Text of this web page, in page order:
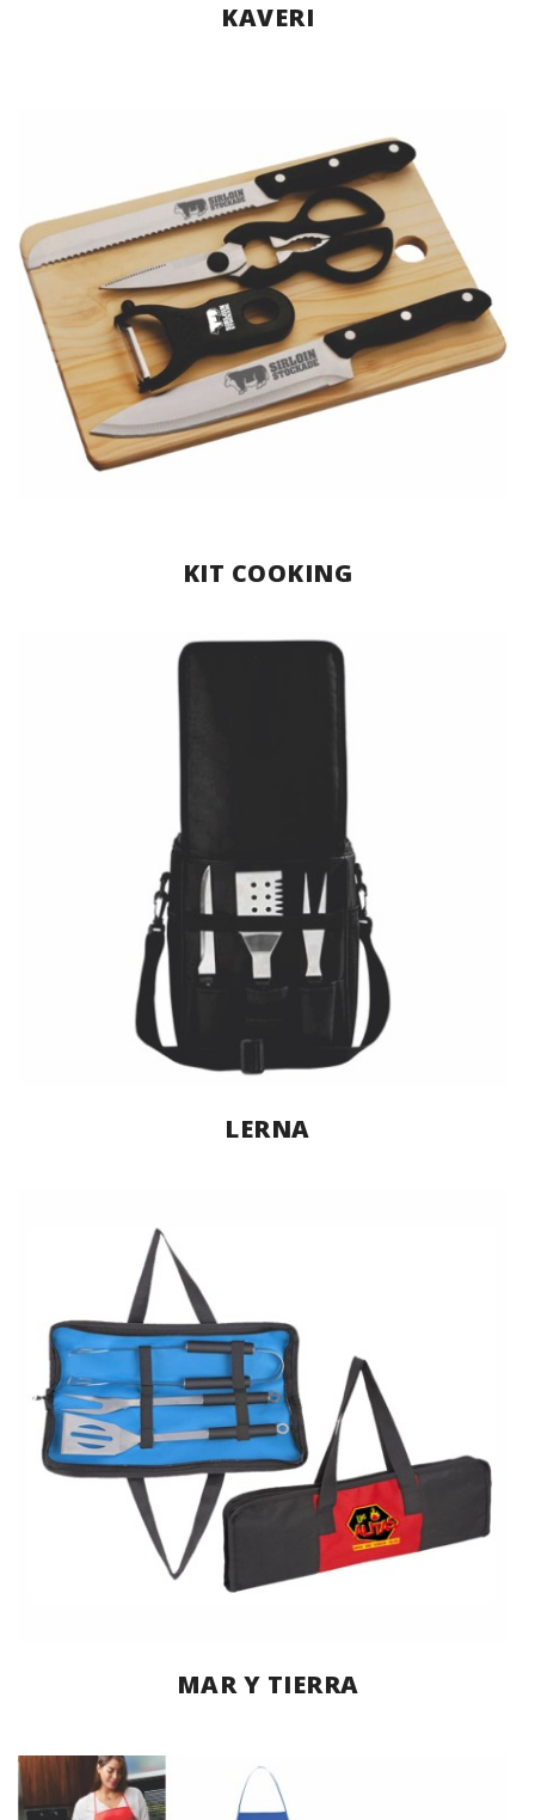
KAVERI
KIT COOKING
LERNA
MAR Y TIERRA